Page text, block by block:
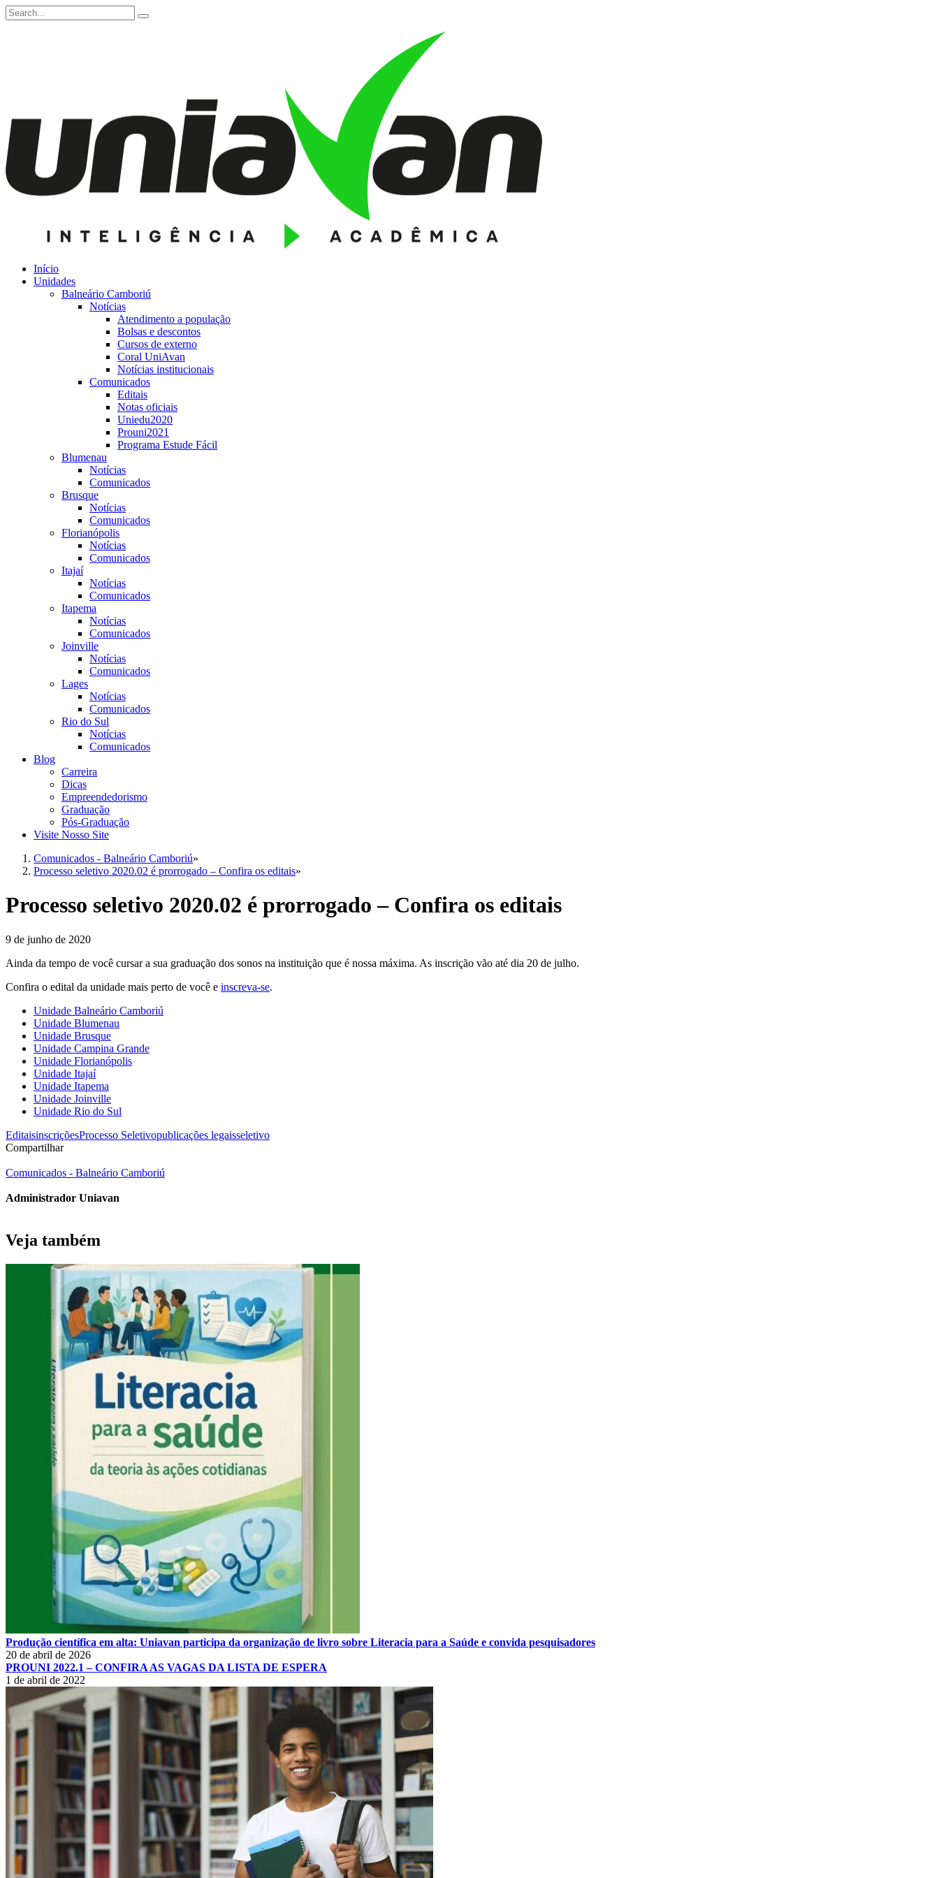
Início
Unidades
Balneário Camboriú
Notícias
Atendimento a população
Bolsas e descontos
Cursos de externo
Coral UniAvan
Notícias institucionais
Comunicados
Editais
Notas oficiais
Uniedu2020
Prouni2021
Programa Estude Fácil
Blumenau
Notícias
Comunicados
Brusque
Notícias
Comunicados
Florianópolis
Notícias
Comunicados
Itajaí
Notícias
Comunicados
Itapema
Notícias
Comunicados
Joinville
Notícias
Comunicados
Lages
Notícias
Comunicados
Rio do Sul
Notícias
Comunicados
Blog
Carreira
Dicas
Empreendedorismo
Graduação
Pós-Graduação
Visite Nosso Site
Comunicados - Balneário Camboriú»
Processo seletivo 2020.02 é prorrogado – Confira os editais»
Processo seletivo 2020.02 é prorrogado – Confira os editais
9 de junho de 2020
Ainda da tempo de você cursar a sua graduação dos sonos na instituição que é nossa máxima. As inscrição vão até dia 20 de julho.
Confira o edital da unidade mais perto de você e inscreva-se.
Unidade Balneário Camboriú
Unidade Blumenau
Unidade Brusque
Unidade Campina Grande
Unidade Florianópolis
Unidade Itajaí
Unidade Itapema
Unidade Joinville
Unidade Rio do Sul
EditaisinscriçõesProcesso Seletivopublicações legaisseletivo
Compartilhar
Comunicados - Balneário Camboriú
Administrador Uniavan
Veja também
Produção científica em alta: Uniavan participa da organização de livro sobre Literacia para a Saúde e convida pesquisadores
20 de abril de 2026
PROUNI 2022.1 – CONFIRA AS VAGAS DA LISTA DE ESPERA
1 de abril de 2022